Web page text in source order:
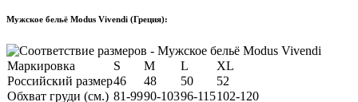
Мужское бельё Modus Vivendi (Греция):
Маркировка S M L
XL
Российский размер46 48 50
52
Обхват груди (см.) 81-9990-10396-115102-120